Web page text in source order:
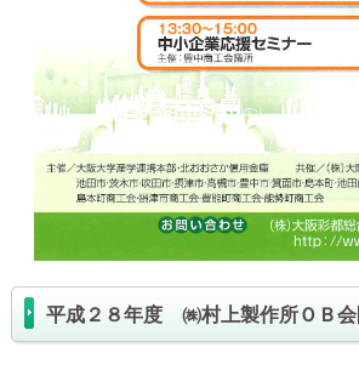
平成２８年度 ㈱村上製作所ＯＢ会